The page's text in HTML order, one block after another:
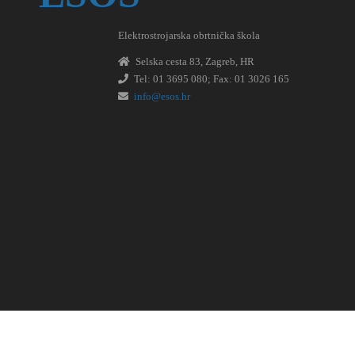
Elektrostrojarska obrtnička škola
Selska cesta 83, Zagreb, HR
Tel: 01 3695 080; Fax: 01 3026 165
info@esos.hr